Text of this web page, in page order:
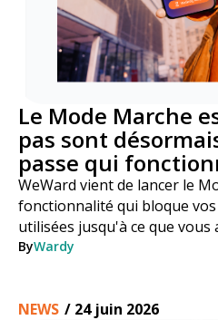
Le Mode Marche
pas sont
passe qui
WeWard vient de lancer le
fonctionnalité qui bloque
utilisées jusqu'à ce que
de pas. Voici comment cela
ByWardy
NEWS / 24 juin 2026